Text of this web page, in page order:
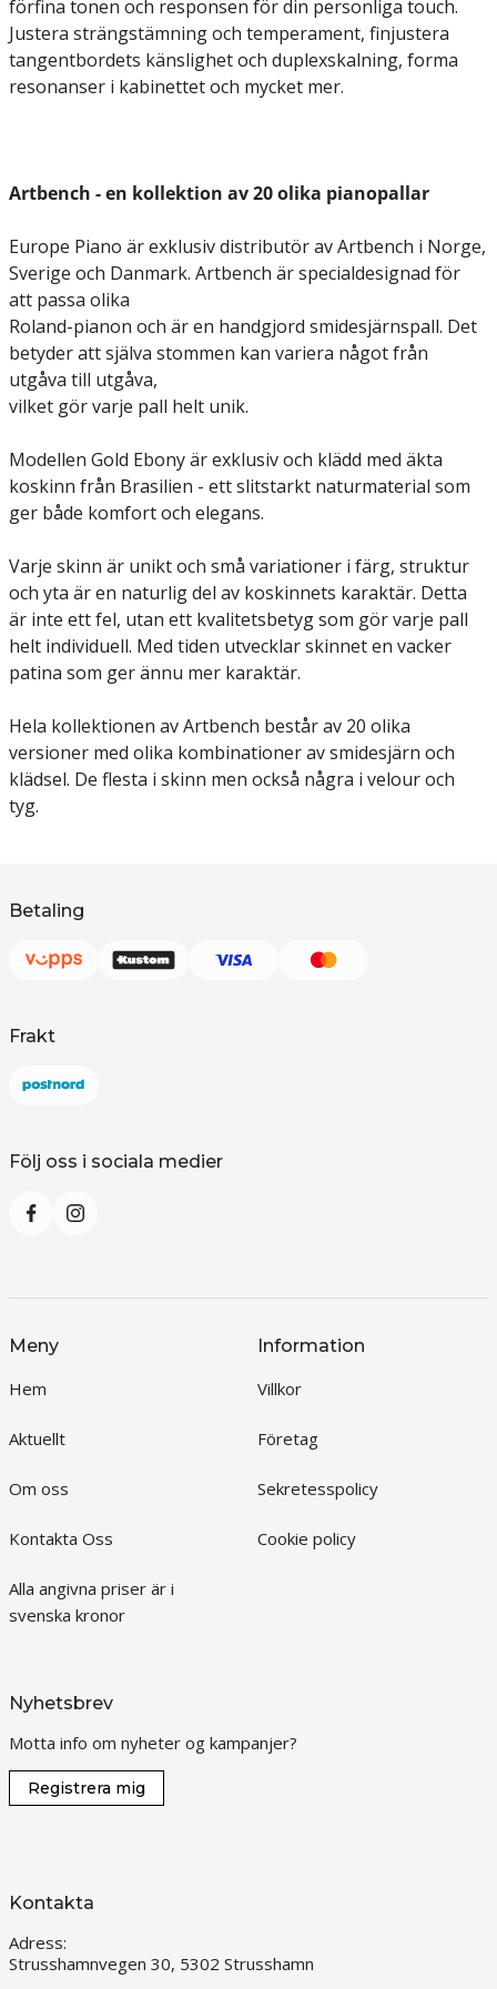
förfina tonen och responsen för din personliga touch.
Justera strängstämning och temperament, finjustera
tangentbordets känslighet och duplexskalning, forma
resonanser i kabinettet och mycket mer.
Artbench - en kollektion av 20 olika pianopallar
Europe Piano är exklusiv distributör av Artbench i Norge,
Sverige och Danmark. Artbench är specialdesignad för
att passa olika
Roland-pianon och är en handgjord smidesjärnspall. Det
betyder att själva stommen kan variera något från
utgåva till utgåva,
vilket gör varje pall helt unik.
Modellen Gold Ebony är exklusiv och klädd med äkta
koskinn från Brasilien - ett slitstarkt naturmaterial som
ger både komfort och elegans.
Varje skinn är unikt och små variationer i färg, struktur
och yta är en naturlig del av koskinnets karaktär. Detta
är inte ett fel, utan ett kvalitetsbetyg som gör varje pall
helt individuell. Med tiden utvecklar skinnet en vacker
patina som ger ännu mer karaktär.
Hela kollektionen av Artbench består av 20 olika
versioner med olika kombinationer av smidesjärn och
klädsel. De flesta i skinn men också några i velour och
tyg.
Betaling
Frakt
Följ oss i sociala medier
Meny
Hem
Aktuellt
Om oss
Kontakta Oss
Alla angivna priser är i
svenska kronor
Information
Villkor
Företag
Sekretesspolicy
Cookie policy
Nyhetsbrev
Motta info om nyheter og kampanjer?
Registrera mig
Kontakta
Adress:
Strusshamnvegen 30, 5302 Strusshamn